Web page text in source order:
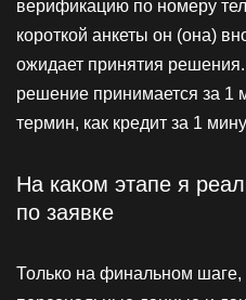
верификацию по номеру
короткой анкеты он (она)
ожидает принятия
решение принимается за 1
термин, как кредит за 1
На каком этапе я
по заявке
Только на финальном шаге,